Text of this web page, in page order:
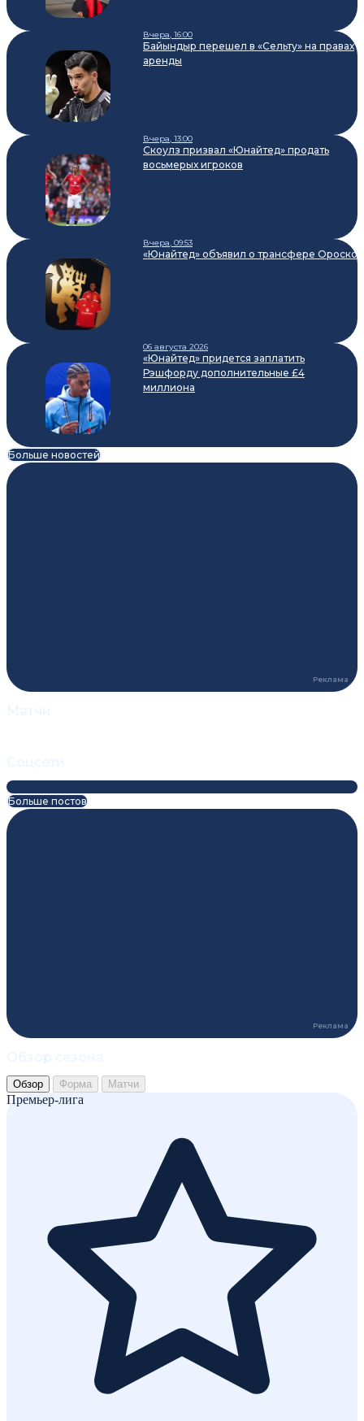
Вчера, 16:00
Байындыр перешел в «Сельту» на правах
аренды
Вчера, 13:00
Скоулз призвал «Юнайтед» продать
восьмерых игроков
Вчера, 09:53
«Юнайтед» объявил о трансфере Ороско
06 августа 2026
«Юнайтед» придется заплатить
Рэшфорду дополнительные £4
миллиона
Больше новостей
Обзор Форма Матчи
Премьер-лига
Больше постов